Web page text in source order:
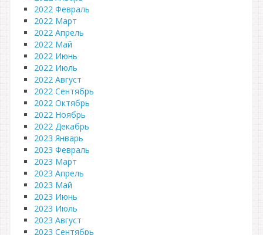
2022 Февраль
2022 Март
2022 Апрель
2022 Май
2022 Июнь
2022 Июль
2022 Август
2022 Сентябрь
2022 Октябрь
2022 Ноябрь
2022 Декабрь
2023 Январь
2023 Февраль
2023 Март
2023 Апрель
2023 Май
2023 Июнь
2023 Июль
2023 Август
2023 Сентябрь